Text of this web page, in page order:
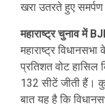
खरा उतरते हुए
महाराष्ट्र चुनाव में
महाराष्ट्र
प्रतिशत वोट हासिल
132 सीटें जीती हैं।
बात यह है कि